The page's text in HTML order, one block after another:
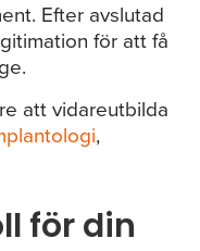
Efter avslutad
för att få
att vidareutbilda
,
för din